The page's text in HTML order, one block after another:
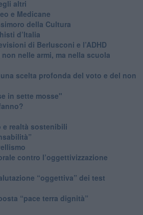
altri
e Medicane
della Cultura
d’Italia
di Berlusconi e l’ADHD
nelle armi, ma nella scuola
scelta profonda del voto e del non
in sette mosse"
e realtà sostenibili
contro l’oggettivizzazione
“oggettiva” dei test
“pace terra dignità”